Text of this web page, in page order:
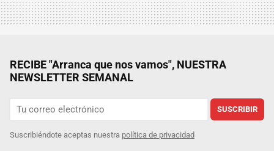
RECIBE "Arranca que nos vamos", NUESTRA
NEWSLETTER SEMANAL
SUSCRIBIR
Suscribiéndote aceptas nuestra política de privacidad